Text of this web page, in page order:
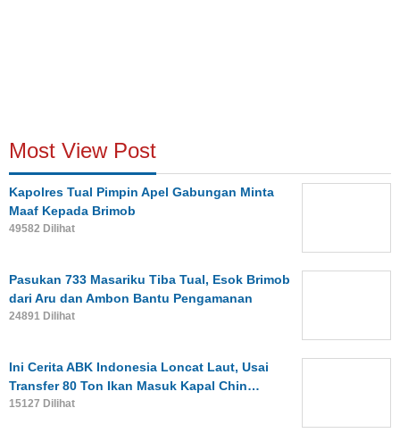
Most View Post
Kapolres Tual Pimpin Apel Gabungan Minta
Maaf Kepada Brimob
49582 Dilihat
Pasukan 733 Masariku Tiba Tual, Esok Brimob
dari Aru dan Ambon Bantu Pengamanan
24891 Dilihat
Ini Cerita ABK Indonesia Loncat Laut, Usai
Transfer 80 Ton Ikan Masuk Kapal Chin…
15127 Dilihat